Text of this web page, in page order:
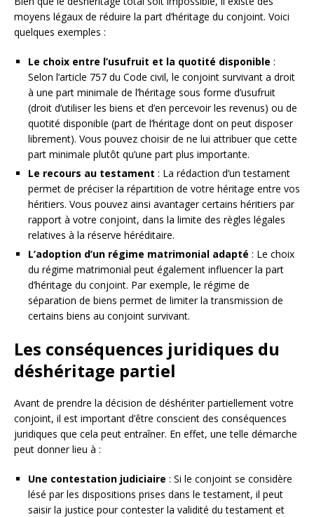
moyens légaux de réduire la part d’héritage du conjoint. Voici
quelques exemples :
Le choix entre l’usufruit et la quotité disponible :
Selon l’article 757 du Code civil, le conjoint survivant a droit
à une part minimale de l’héritage sous forme d’usufruit
(droit d’utiliser les biens et d’en percevoir les revenus) ou de
quotité disponible (part de l’héritage dont on peut disposer
librement). Vous pouvez choisir de ne lui attribuer que cette
part minimale plutôt qu’une part plus importante.
Le recours au testament : La rédaction d’un testament
permet de préciser la répartition de votre héritage entre vos
héritiers. Vous pouvez ainsi avantager certains héritiers par
rapport à votre conjoint, dans la limite des règles légales
relatives à la réserve héréditaire.
L’adoption d’un régime matrimonial adapté : Le choix
du régime matrimonial peut également influencer la part
d’héritage du conjoint. Par exemple, le régime de
séparation de biens permet de limiter la transmission de
certains biens au conjoint survivant.
Les conséquences juridiques du
déshéritage partiel
Avant de prendre la décision de déshériter partiellement votre
conjoint, il est important d’être conscient des conséquences
juridiques que cela peut entraîner. En effet, une telle démarche
peut donner lieu à :
Une contestation judiciaire : Si le conjoint se considère
lésé par les dispositions prises dans le testament, il peut
saisir la justice pour contester la validité du testament et